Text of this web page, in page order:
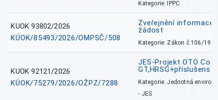
Kategorie: IPPC
KUOK 93802/2026
KÚOK/85493/2026/OMPSČ/508
Zveřejnění informace
žádost
Kategorie: Zákon č.106/1999
KUOK 92121/2026
KÚOK/75279/2026/OŽPZ/7288
JES-Projekt OTO
Kategorie: Jednotná
- JES